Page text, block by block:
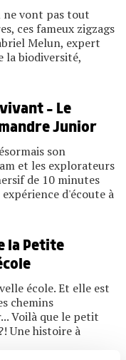
ne vont pas tout
ces fameux zigzags
Melun, expert
la biodiversité,
– Le
Junior
son
et les explorateurs
de 10 minutes
d'écoute à
la Petite
école. Et elle est
chemins
Voilà que le petit
Une histoire à